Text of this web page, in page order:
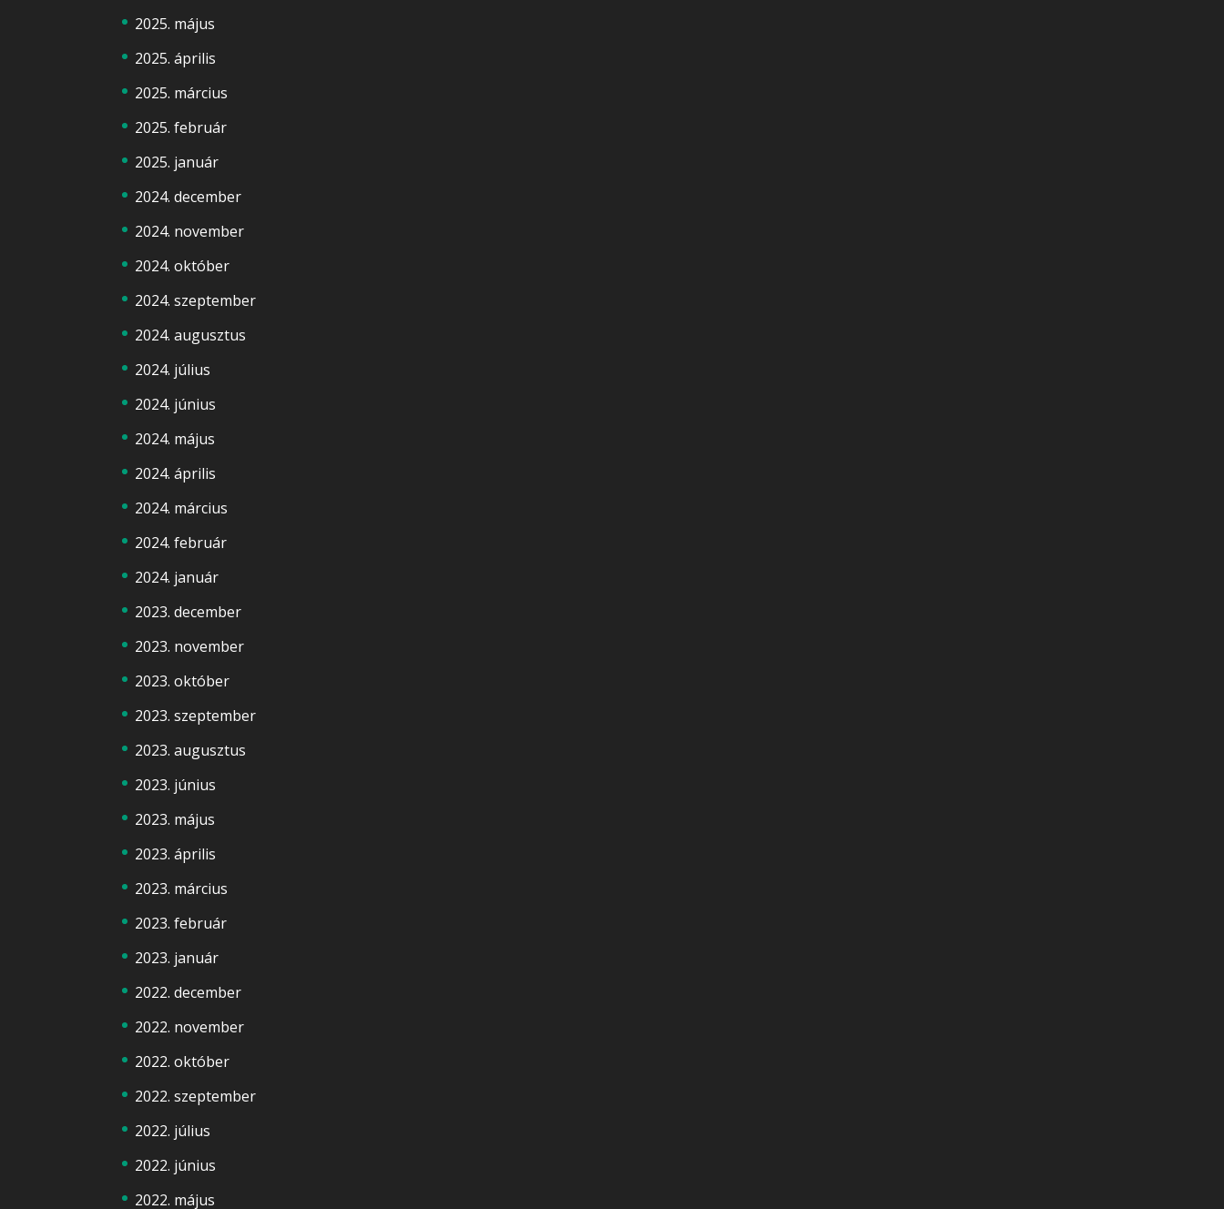
2025. május
2025. április
2025. március
2025. február
2025. január
2024. december
2024. november
2024. október
2024. szeptember
2024. augusztus
2024. július
2024. június
2024. május
2024. április
2024. március
2024. február
2024. január
2023. december
2023. november
2023. október
2023. szeptember
2023. augusztus
2023. június
2023. május
2023. április
2023. március
2023. február
2023. január
2022. december
2022. november
2022. október
2022. szeptember
2022. július
2022. június
2022. május